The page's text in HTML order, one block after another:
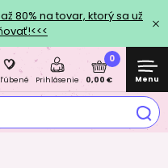
80% na tovar, ktorý sa už
Prihlásenie
0
0,00 € Menu